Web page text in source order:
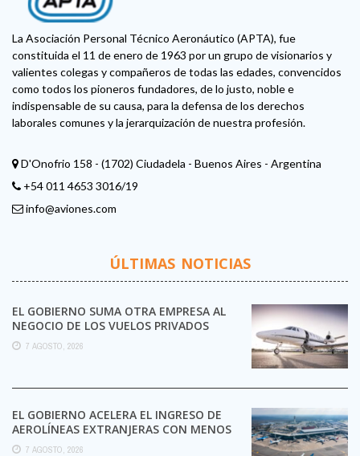
La Asociación Personal Técnico Aeronáutico (APTA), fue
constituida el 11 de enero de 1963 por un grupo de visionarios y
valientes colegas y compañeros de todas las edades, convencidos
como todos los pioneros fundadores, de lo justo, noble e
indispensable de su causa, para la defensa de los derechos
laborales comunes y la jerarquización de nuestra profesión.
D'Onofrio 158 - (1702) Ciudadela - Buenos Aires - Argentina
+54 011 4653 3016/19
info@aviones.com
ÚLTIMAS NOTICIAS
EL GOBIERNO SUMA OTRA EMPRESA AL
NEGOCIO DE LOS VUELOS PRIVADOS
7 AGOSTO, 2026
EL GOBIERNO ACELERA EL INGRESO DE
AEROLÍNEAS EXTRANJERAS CON MENOS
TRÁMITES
7 AGOSTO, 2026